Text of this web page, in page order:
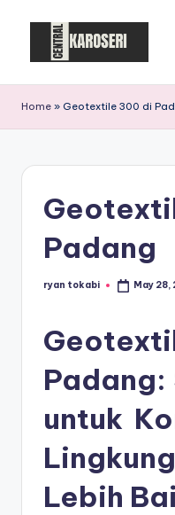
e
n
t
K
Home » Geotextile 300 di
Padang
Posted
ryan tokabi May 28,
Padang:
untuk
Lebih